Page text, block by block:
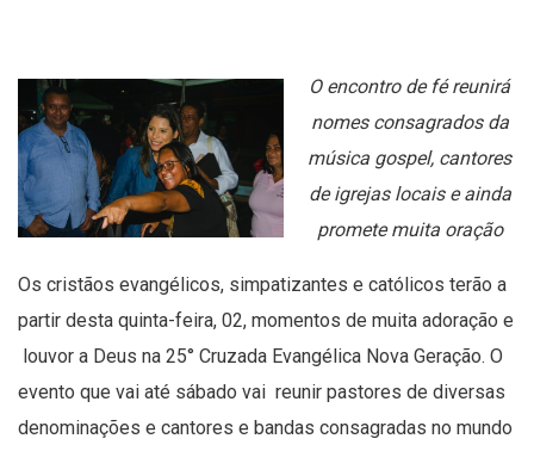
O encontro de fé reunirá
nomes consagrados da
música gospel, cantores
de igrejas locais e ainda
promete muita oração
Os cristãos evangélicos, simpatizantes e católicos terão a
partir desta quinta-feira, 02, momentos de muita adoração e
louvor a Deus na 25° Cruzada Evangélica Nova Geração. O
evento que vai até sábado vai reunir pastores de diversas
denominações e cantores e bandas consagradas no mundo